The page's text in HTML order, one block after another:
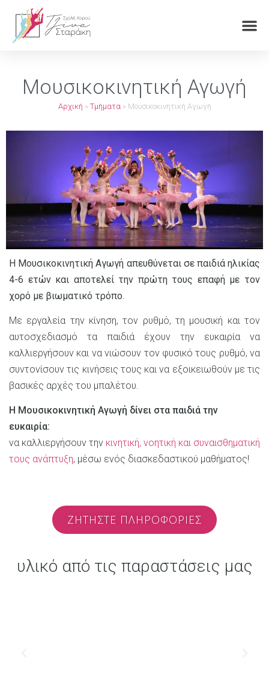
Μουσικοκινητική Αγωγή
Αρχική » Τμήματα» Μουσικοκινητική Αγωγή
Η Μουσικοκινητική Αγωγή απευθύνεται σε παιδιά ηλικίας
4-6 ετών και αποτελεί την πρώτη τους επαφή με τον
χορό με βιωματικό τρόπο.
Με εργαλεία την κίνηση, τον ρυθμό, τη μουσική και τον
αυτοσχεδιασμό τα παιδιά έχουν την ευκαιρία να
καλλιεργήσουν και να νιώσουν τον φυσικό τους ρυθμό, να
συντονίσουν τις κινήσεις τους και να εξοικειωθούν με τις
βασικές αρχές του μπαλέτου.
Η Μουσικοκινητική Αγωγή δίνει στα παιδιά την
ευκαιρία:
να καλλιεργήσουν την κινητική, νοητική και συναισθηματική
τους ανάπτυξη, μέσω ενός διασκεδαστικού μαθήματος!
ΖΗΤΗΣΤΕ ΠΛΗΡΟΦΟΡΙΕΣ
υλικό από τις παραστάσεις μας